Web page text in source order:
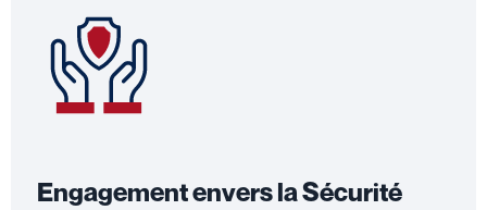
Engagement envers la Sécurité